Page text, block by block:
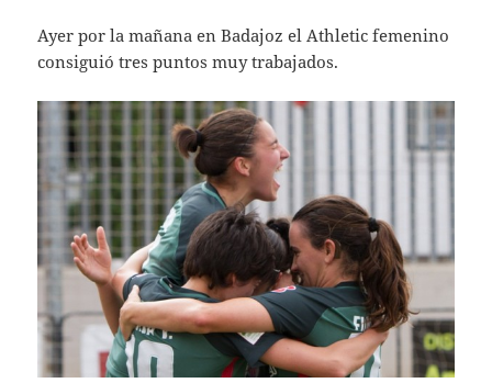
Ayer por la mañana en Badajoz el Athletic femenino
consiguió tres puntos muy trabajados.